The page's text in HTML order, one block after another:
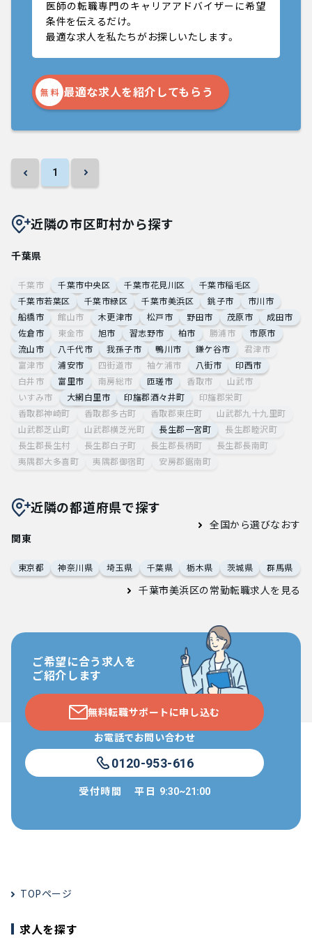
医師の転職専門のキャリアアドバイザーに希望
条件を伝えるだけ。
最適な求人を私たちがお探しいたします。
無 料 最適な求人を紹介してもらう
1
近隣の市区町村から探す
千葉県
千葉市 千葉市中央区 千葉市花見川区
千葉市稲毛区
千葉市若葉区
千葉市緑区 千葉市美浜区 銚子市
市川市
船橋市
館山市 木更津市 松戸市 野田市 茂原市
成田市
佐倉市
東金市 旭市 習志野市 柏市 勝浦市
市原市
流山市
八千代市 我孫子市 鴨川市 鎌ケ谷市
君津市
富津市
浦安市 四街道市 袖ケ浦市 八街市
印西市
白井市
富里市 南房総市 匝瑳市 香取市
山武市
いすみ市
大網白里市 印旛郡酒々井町
印旛郡栄町
香取郡神崎町
香取郡多古町 香取郡東庄町
山武郡九十九里町
山武郡芝山町
山武郡横芝光町 長生郡一宮町
長生郡睦沢町
長生郡長生村
長生郡白子町 長生郡長柄町
長生郡長南町
夷隅郡大多喜町
夷隅郡御宿町 安房郡鋸南町
近隣の都道府県で探す
全国から選びなおす
関東
東京都 神奈川県 埼玉県 千葉県 栃木県 茨城県 群馬県
千葉市美浜区の常勤転職求人 を見る
ご希望に合う求人を
ご紹介します
無料転職サポートに申し込む
お電話でお問い合わせ
0120-953-616
受付時間 平日 9:30~21:00
TOPページ
求人を探す